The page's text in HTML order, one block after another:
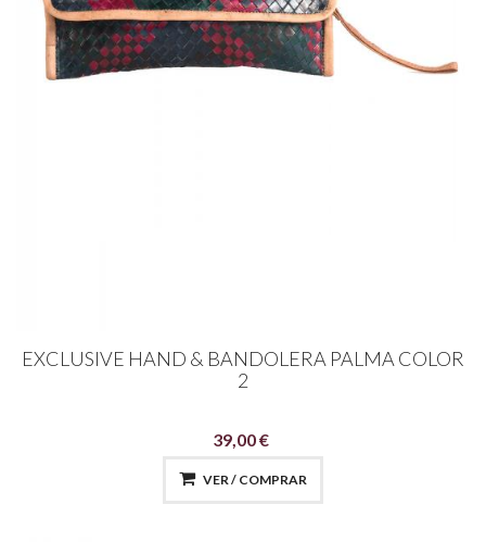
EXCLUSIVE HAND & BANDOLERA PALMA COLOR
2
39,00 €
VER / COMPRAR